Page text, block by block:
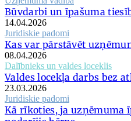
Būvdarbi un īpašuma
14.04.2026
Juridiskie padomi
Kas var pārstāvēt
08.04.2026
Dalībnieks un valdes loceklis
Valdes locekļa darbs bez
23.03.2026
Juridiskie padomi
Kā rīkoties, ja uzņēmuma